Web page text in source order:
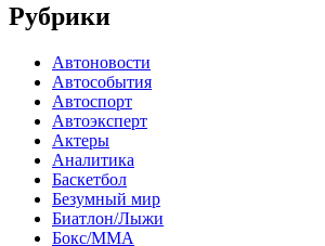
Рубрики
Автоновости
Автособытия
Автоспорт
Автоэксперт
Актеры
Аналитика
Баскетбол
Безумный мир
Биатлон/Лыжи
Бокс/MMA